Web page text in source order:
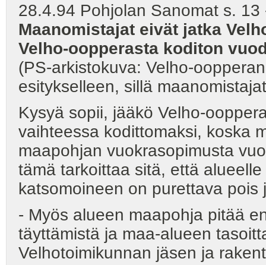
28.4.94 Pohjolan Sanomat s.
Maanomistajat eivät jatka
Velho-oopperasta koditon
(PS-arkistokuva: Velho-
esitykselleen, sillä
Kysyä sopii, jääkö Velho-
vaihteessa kodittomaksi, koska
maapohjan vuokrasopimusta
tämä tarkoittaa sitä, että
katsomoineen on purettava
- Myös alueen maapohja pitää
täyttämistä ja maa-alueen
Velhotoimikunnan jäsen ja